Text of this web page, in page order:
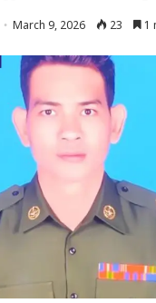
March 9, 2026 23 1